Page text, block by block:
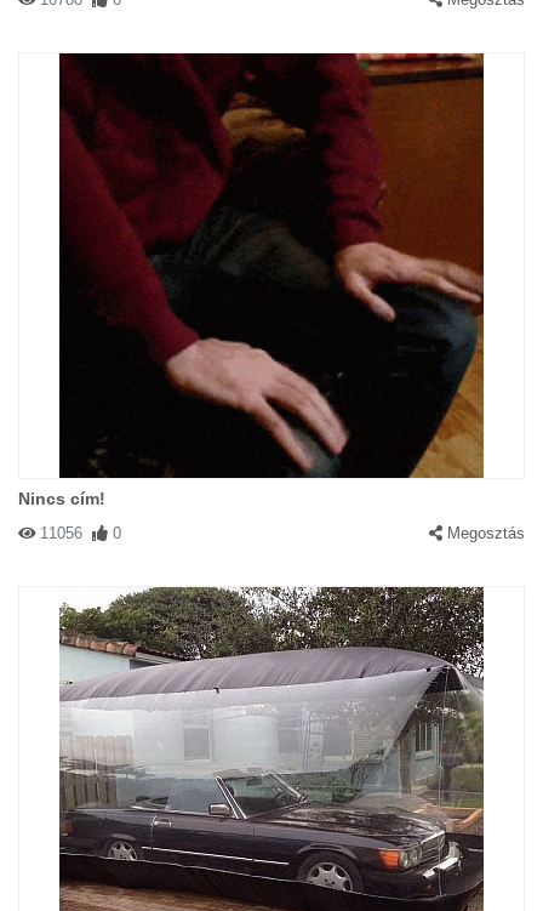
Nincs cím!
11056 0 Megosztás